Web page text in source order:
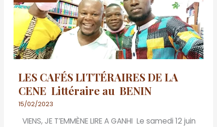
LES CAFÉS LITTÉRAIRES DE LA
CENE Littéraire au BENIN
15/02/2023
VIENS, JE T’EMMÈNE LIRE A GANHI Le samedi 12 juin
LITTÉRAIRES
DE
LA
CENE
Littéraire
au
BENIN